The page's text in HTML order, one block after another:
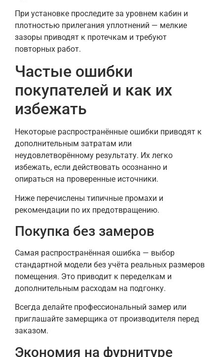
При установке проследите за уровнем кабин и
плотностью прилегания уплотнений — мелкие
зазоры приводят к протечкам и требуют
повторных работ.
Частые ошибки
покупателей и как их
избежать
Некоторые распространённые ошибки приводят к
дополнительным затратам или
неудовлетворённому результату. Их легко
избежать, если действовать осознанно и
опираться на проверенные источники.
Ниже перечислены типичные промахи и
рекомендации по их предотвращению.
Покупка без замеров
Самая распространённая ошибка — выбор
стандартной модели без учёта реальных размеров
помещения. Это приводит к переделкам и
дополнительным расходам на подгонку.
Всегда делайте профессиональный замер или
приглашайте замерщика от производителя перед
заказом.
Экономия на фурнитуре